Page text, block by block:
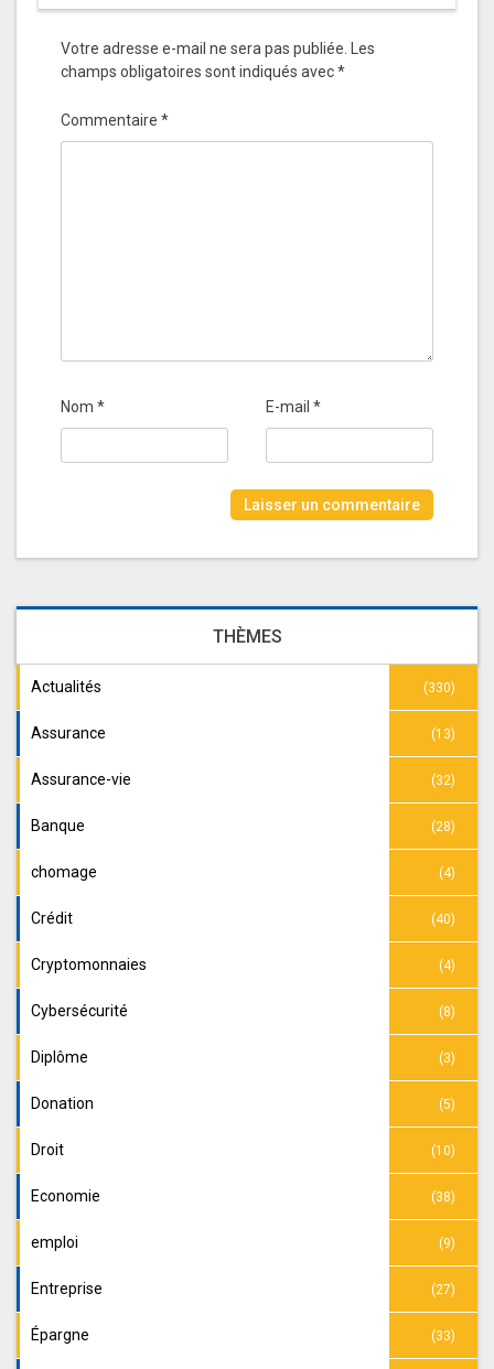
Votre adresse e-mail ne sera pas publiée. Les
champs obligatoires sont indiqués avec*
Commentaire *
Nom * E-mail *
THÈMES
Actualités (330)
Assurance (13)
Assurance-vie (32)
Banque (28)
chomage (4)
Crédit (40)
Cryptomonnaies (4)
Cybersécurité (8)
Diplôme (3)
Donation (5)
Droit (10)
Economie (38)
emploi (9)
Entreprise (27)
Épargne (33)